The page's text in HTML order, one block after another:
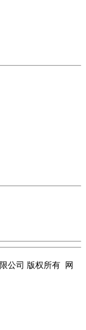
公司 版权所有 网